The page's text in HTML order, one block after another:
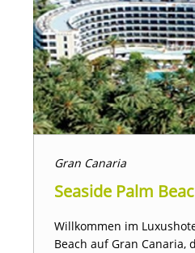
Gran Canaria
Seaside Palm
Willkommen im
Beach auf Gran Canaria,